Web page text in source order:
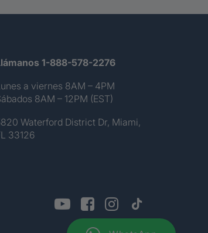
1-888-578-2276
a viernes 8AM – 4PM
8AM – 12PM (EST)
Waterford District Dr, Miami,
33126